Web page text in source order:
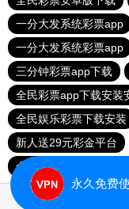
一分大发系统彩票app
一分大发系统彩票app
三分钟彩票app下载
全民彩票app下载安装
全民娱乐彩票下载安装
新人送29元彩金平台
全民彩票官网app下载
永久免费